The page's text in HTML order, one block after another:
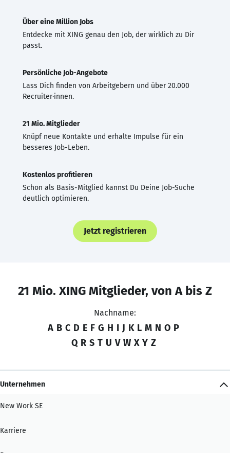
Über eine Million Jobs
Entdecke mit XING genau den Job, der wirklich zu Dir
passt.
Persönliche Job-Angebote
Lass Dich finden von Arbeitgebern und über 20.000
Recruiter·innen.
21 Mio. Mitglieder
Knüpf neue Kontakte und erhalte Impulse für ein
besseres Job-Leben.
Kostenlos profitieren
Schon als Basis-Mitglied kannst Du Deine Job-Suche
deutlich optimieren.
Jetzt registrieren
21 Mio. XING Mitglieder, von A bis Z
Nachname:
A B C D E F G H I J K L M N O P
Q R S T U V W X Y Z
Unternehmen
New Work SE
Karriere